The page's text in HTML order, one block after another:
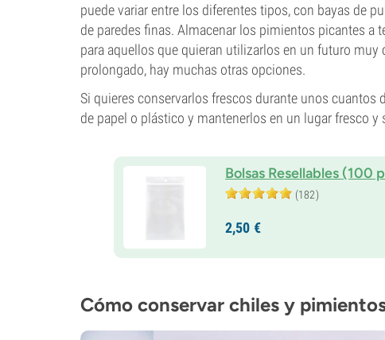
puede variar entre los diferentes tipos, con bayas de
de paredes finas. Almacenar los pimientos picantes a
para aquellos que quieran utilizarlos en un futuro muy
prolongado, hay muchas otras opciones.
Si quieres conservarlos frescos durante unos cuantos
de papel o plástico y mantenerlos en un lugar fresco y
Bolsas Resellables (100
(182)
2,50 €
Cómo conservar chiles y